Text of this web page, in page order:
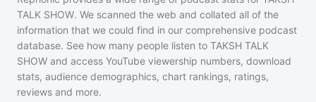
TALK SHOW. We scanned the web and collated all of the
information that we could find in our comprehensive podcast
database. See how many people listen to TAKSH TALK
SHOW and access YouTube viewership numbers, download
stats, audience demographics, chart rankings, ratings,
reviews and more.